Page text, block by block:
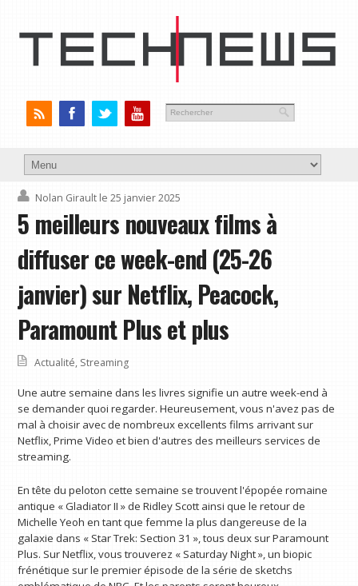
Nolan Girault le 25 janvier 2025
5 meilleurs nouveaux films à
diffuser ce week-end (25-26
janvier) sur Netflix, Peacock,
Paramount Plus et plus
Actualité, Streaming
Une autre semaine dans les livres signifie un autre week-end à
se demander quoi regarder. Heureusement, vous n'avez pas de
mal à choisir avec de nombreux excellents films arrivant sur
Netflix, Prime Video et bien d'autres des meilleurs services de
streaming.
En tête du peloton cette semaine se trouvent l'épopée romaine
antique « Gladiator II » de Ridley Scott ainsi que le retour de
Michelle Yeoh en tant que femme la plus dangereuse de la
galaxie dans « Star Trek: Section 31 », tous deux sur Paramount
Plus. Sur Netflix, vous trouverez « Saturday Night », un biopic
frénétique sur le premier épisode de la série de sketchs